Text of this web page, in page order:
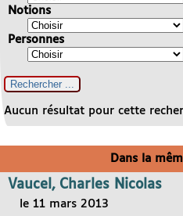
Notions
Personnes
Aucun résultat pour cette
Dans la
Vaucel, Charles Nicolas
le 11 mars 2013